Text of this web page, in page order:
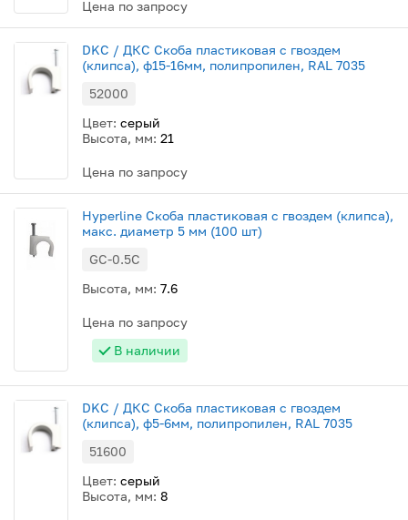
Цена по запросу
DKC / ДКС Скоба пластиковая с гвоздем
(клипса), ф15-16мм, полипропилен, RAL 7035
52000
Цвет: серый
Высота, мм: 21
Цена по запросу
Hyperline Скоба пластиковая с гвоздем (клипса),
макс. диаметр 5 мм (100 шт)
GC-0.5C
Высота, мм: 7.6
Цена по запросу
В наличии
DKC / ДКС Скоба пластиковая с гвоздем
(клипса), ф5-6мм, полипропилен, RAL 7035
51600
Цвет: серый
Высота, мм: 8